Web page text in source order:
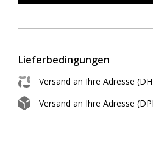
Lieferbedingungen
Versand an Ihre Adresse
Versand an Ihre Adresse